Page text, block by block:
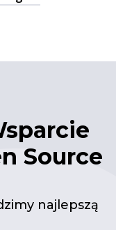
Source
najlepszą